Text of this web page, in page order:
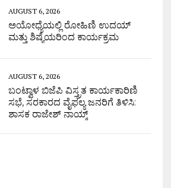
AUGUST 6, 2026
ಅಯೋಧ್ಯೆಯಲ್ಲಿ ರೋಹಿಣಿ ಉದಯ್
ಮತ್ತು ಶಿಷ್ಯೆಯರಿಂದ ಕಾರ್ಯಕ್ರಮ
AUGUST 6, 2026
ಬಂಟ್ವಾಳ ಬಿಜೆಪಿ ವಿಸ್ತ್ರತ ಕಾರ್ಯಕಾರಿಣಿ
ಸಭೆ, ಸರಕಾರದ ವೈಫಲ್ಯ ಜನರಿಗೆ ತಿಳಿಸಿ:
ಶಾಸಕ ರಾಜೇಶ್ ನಾಯ್ಕ್